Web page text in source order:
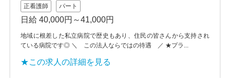
正看護師
パート
日給 40,000円～41,000円
地域に根差した私立病院で歴史もあり、住民の皆さんから支持され
ている病院です◎ ＼ この法人ならではの待遇 ／ ★プラ...
★この求人の詳細を見る